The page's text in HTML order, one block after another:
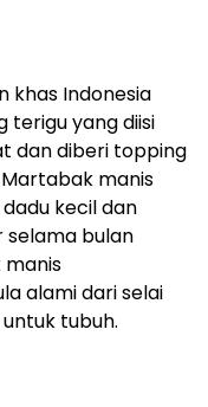
khas Indonesia
terigu yang diisi
dan diberi topping
manis
kecil dan
selama bulan
manis
alami dari selai
tubuh.